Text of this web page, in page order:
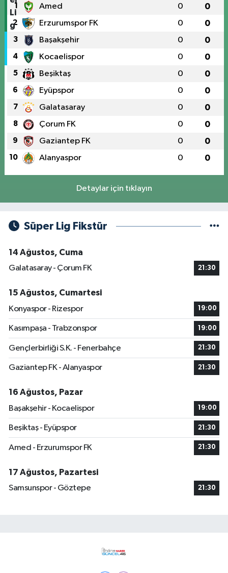
1 Amed 0 0
2 Erzurumspor FK 0 0
3 Başakşehir 0 0
4 Kocaelispor 0 0
5 Beşiktaş 0 0
6 Eyüpspor 0 0
7 Galatasaray 0 0
8 Çorum FK 0 0
9 Gaziantep FK 0 0
10 Alanyaspor 0 0
Detaylar için tıklayın
Süper Lig Fikstür
14 Ağustos, Cuma
Galatasaray - Çorum FK
21:30
15 Ağustos, Cumartesi
Konyaspor - Rizespor
19:00
Kasımpaşa - Trabzonspor 19:00
Gençlerbirliği S.K. - Fenerbahçe 21:30
Gaziantep FK - Alanyaspor 21:30
16 Ağustos, Pazar
Başakşehir - Kocaelispor
19:00
Beşiktaş - Eyüpspor 21:30
Amed - Erzurumspor FK 21:30
17 Ağustos, Pazartesi
Samsunspor - Göztepe
21:30